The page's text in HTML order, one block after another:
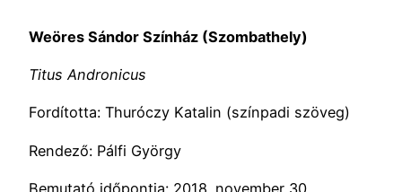
Weöres Sándor Színház (Szombathely)
Titus Andronicus
Fordította: Thuróczy Katalin (színpadi szöveg)
Rendező: Pálfi György
Bemutató időpontja: 2018. november 30.